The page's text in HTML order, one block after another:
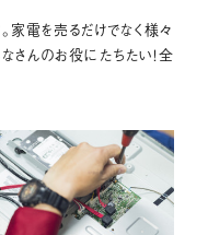
家電を売るだけでなく様々
さんのお役にたちたい！全